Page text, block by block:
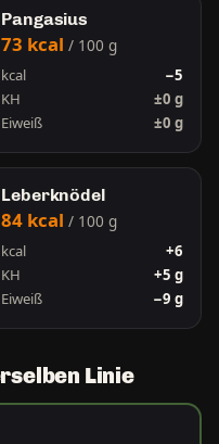
Pangasius
73 kcal/ 100 g
kcal
−5
KH
±0 g
Eiweiß
±0 g
Leberknödel
84 kcal/ 100 g
kcal
+6
KH
+5 g
Eiweiß
−9 g
Linie